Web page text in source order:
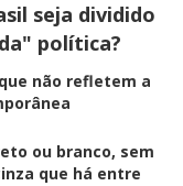
em saúde
SUS Digital
seja dividido
política?
não refletem a
ou branco, sem
que há entre